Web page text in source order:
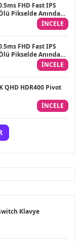
FHD Fast IPS
Pikselde Anında
INCELE
FHD Fast IPS
Pikselde Anında
INCELE
QHD HDR400 Pivot
INCELE
Klavye